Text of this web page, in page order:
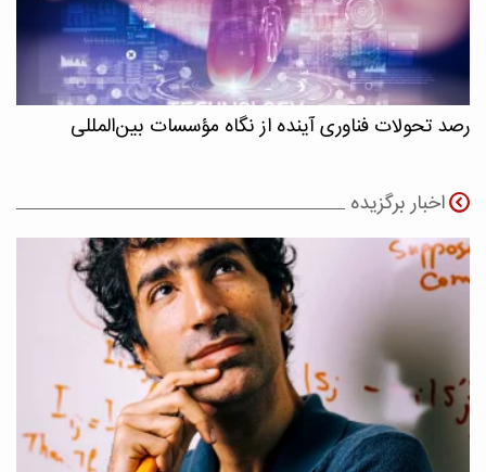
رصد تحولات فناوری آینده از نگاه مؤسسات بین‌المللی
اخبار برگزیده